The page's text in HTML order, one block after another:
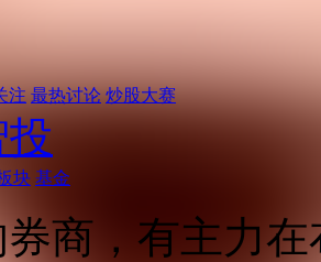
注 最热讨论 炒股大赛
投
块 基金
商，有主力在